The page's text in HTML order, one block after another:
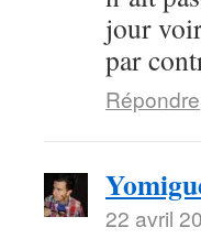
jour
par
Répondre
22 avril